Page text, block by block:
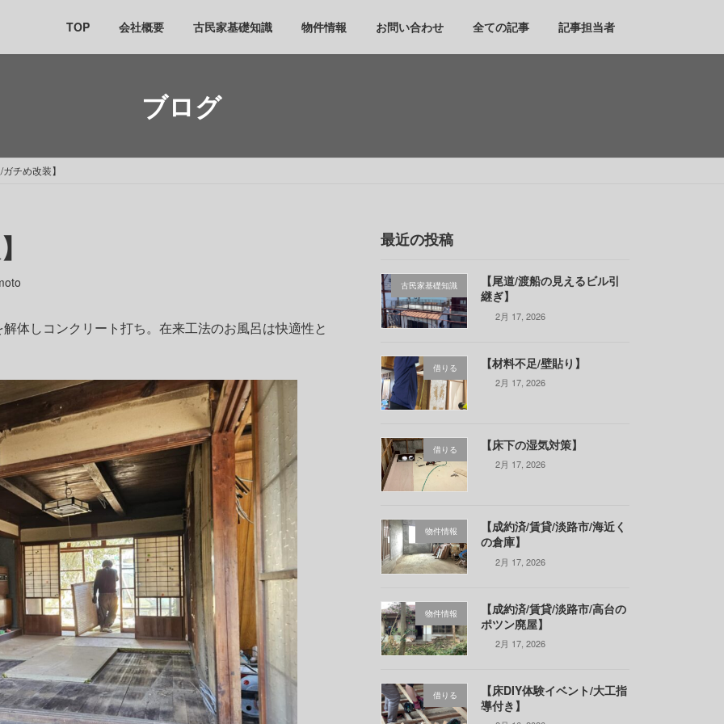
TOP 会社概要 古民家基礎知識 物件情報 お問い合わせ 全ての記事 記事担当者
ブログ
チめ改装】
体しコンクリート打ち。在来工法のお風呂は快適性と
最近の投稿
古民家基礎知識
【尾道/渡船の見えるビル引
継ぎ】
2月 17, 2026
借りる 【材料不足/壁貼り】
2月 17, 2026
借りる 【床下の湿気対策】
2月 17, 2026
物件情報
【成約済/賃貸/淡路市/海近く
の倉庫】
2月 17, 2026
物件情報
【成約済/賃貸/淡路市/高台の
ポツン廃屋】
2月 17, 2026
借りる
【床DIY体験イベント/大工指
導付き】